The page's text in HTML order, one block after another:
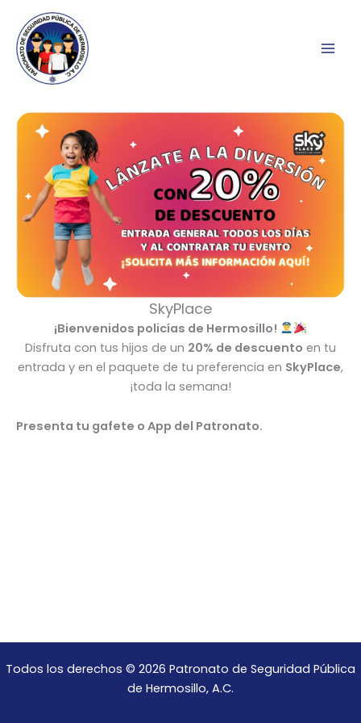
contenido
SkyPlace
¡Bienvenidos policías de Hermosillo!
Disfruta con tus hijos de un 20% de descuento en tu
entrada y en el paquete de tu preferencia en SkyPlace,
¡toda la semana!
Presenta tu gafete o App del Patronato.
Todos los derechos © 2026 Patronato de Seguridad Pública
de Hermosillo, A.C.